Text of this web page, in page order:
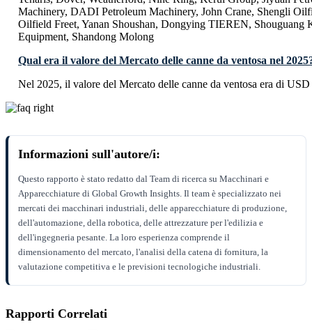
Machinery, DADI Petroleum Machinery, John Crane, Shengli
Oilfield Freet, Yanan Shoushan, Dongying TIEREN, Shouguang
Equipment, Shandong Molong
Qual era il valore del Mercato delle canne da ventosa nel
Nel 2025, il valore del Mercato delle canne da ventosa era di
Informazioni sull'autore/i:
Questo rapporto è stato redatto dal Team di ricerca su Macchinari e
Apparecchiature di Global Growth Insights. Il team è specializzato nei
mercati dei macchinari industriali, delle apparecchiature di produzione,
dell'automazione, della robotica, delle attrezzature per l'edilizia e
dell'ingegneria pesante. La loro esperienza comprende il
dimensionamento del mercato, l'analisi della catena di fornitura, la
valutazione competitiva e le previsioni tecnologiche industriali.
Rapporti Correlati